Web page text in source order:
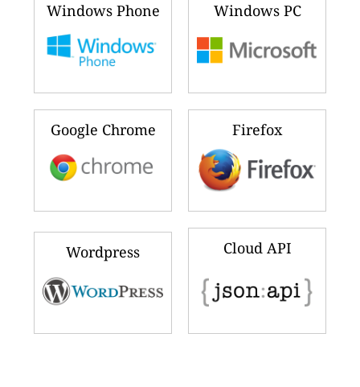
Windows Phone Windows PC
Google Chrome Firefox
Wordpress Cloud API